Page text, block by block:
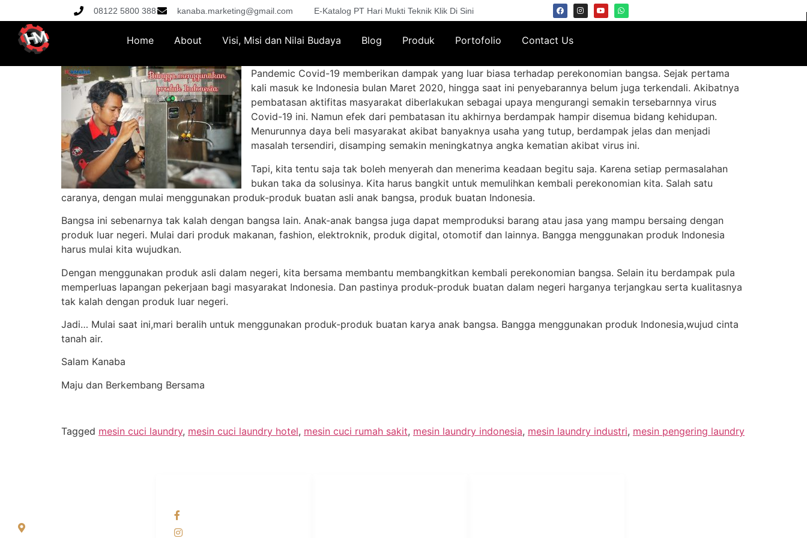
08122 5800 388 kanaba.marketing@gmail.com E-Katalog PT Hari Mukti Teknik Klik Di Sini
Home About Visi, Misi dan Nilai Budaya Blog Produk Portofolio Contact Us
Pandemic Covid-19 memberikan dampak yang luar biasa terhadap perekonomian bangsa. Sejak pertama
kali masuk ke Indonesia bulan Maret 2020, hingga saat ini penyebarannya belum juga terkendali. Akibatnya
pembatasan aktifitas masyarakat diberlakukan sebagai upaya mengurangi semakin tersebarnnya virus
Covid-19 ini. Namun efek dari pembatasan itu akhirnya berdampak hampir disemua bidang kehidupan.
Menurunnya daya beli masyarakat akibat banyaknya usaha yang tutup, berdampak jelas dan menjadi
masalah tersendiri, disamping semakin meningkatnya angka kematian akibat virus ini.
Tapi, kita tentu saja tak boleh menyerah dan menerima keadaan begitu saja. Karena setiap permasalahan
bukan taka da solusinya. Kita harus bangkit untuk memulihkan kembali perekonomian kita. Salah satu
caranya, dengan mulai menggunakan produk-produk buatan asli anak bangsa, produk buatan Indonesia.
Bangsa ini sebenarnya tak kalah dengan bangsa lain. Anak-anak bangsa juga dapat memproduksi barang atau jasa yang mampu bersaing dengan
produk luar negeri. Mulai dari produk makanan, fashion, elektroknik, produk digital, otomotif dan lainnya. Bangga menggunakan produk Indonesia
harus mulai kita wujudkan.
Dengan menggunakan produk asli dalam negeri, kita bersama membantu membangkitkan kembali perekonomian bangsa. Selain itu berdampak pula
memperluas lapangan pekerjaan bagi masyarakat Indonesia. Dan pastinya produk-produk buatan dalam negeri harganya terjangkau serta kualitasnya
tak kalah dengan produk luar negeri.
Jadi… Mulai saat ini,mari beralih untuk menggunakan produk-produk buatan karya anak bangsa. Bangga menggunakan produk Indonesia,wujud cinta
tanah air.
Salam Kanaba
Maju dan Berkembang Bersama
Tagged mesin cuci laundry, mesin cuci laundry hotel, mesin cuci rumah sakit, mesin laundry indonesia, mesin laundry industri, mesin pengering laundry